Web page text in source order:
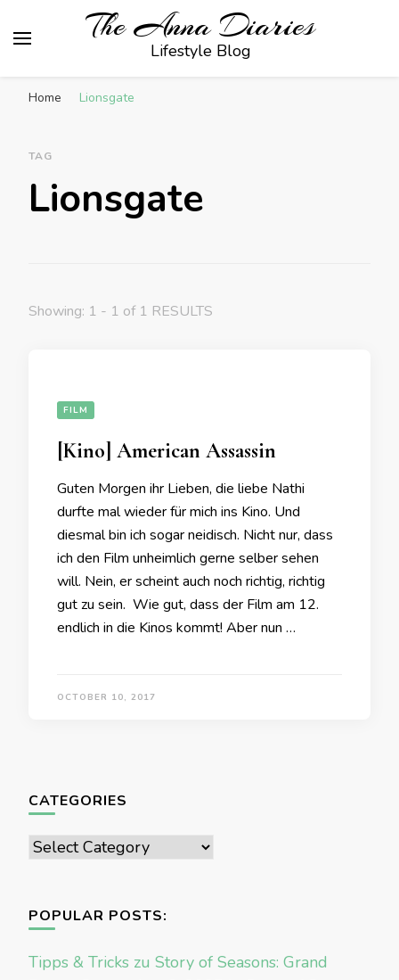
The Anna Diaries
Lifestyle Blog
Home Lionsgate
TAG
Lionsgate
Showing: 1 - 1 of 1 RESULTS
FILM
[Kino] American Assassin
Guten Morgen ihr Lieben, die liebe Nathi
durfte mal wieder für mich ins Kino. Und
diesmal bin ich sogar neidisch. Nicht nur, dass
ich den Film unheimlich gerne selber sehen
will. Nein, er scheint auch noch richtig, richtig
gut zu sein. Wie gut, dass der Film am 12.
endlich in die Kinos kommt! Aber nun …
OCTOBER 10, 2017
CATEGORIES
Categories
POPULAR POSTS:
Tipps & Tricks zu Story of Seasons: Grand